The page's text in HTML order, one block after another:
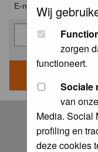
Wij
zorgen
functioneert.
Sociale
van
Media. Social
profiling en
deze cookies
E-mail address: *